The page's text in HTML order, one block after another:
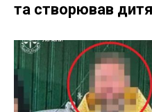
та створював